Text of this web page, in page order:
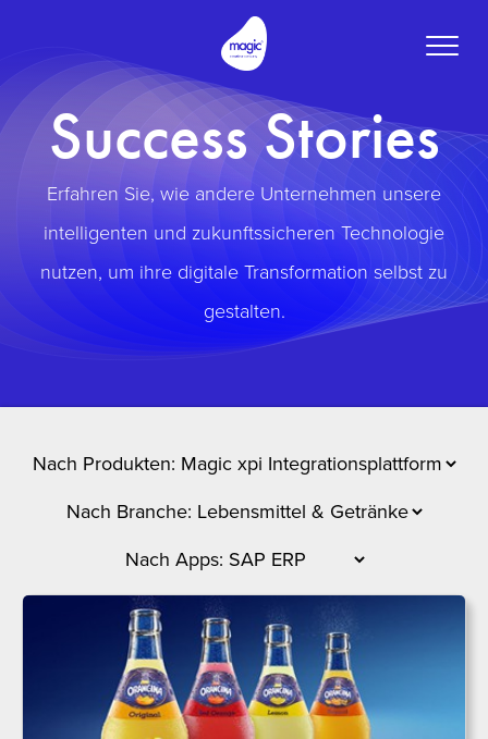
Toggle
Success Stories
Erfahren Sie, wie andere Unternehmen unsere
intelligenten und zukunftssicheren Technologie
nutzen, um ihre digitale Transformation selbst zu
gestalten.